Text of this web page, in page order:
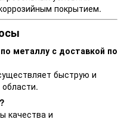
покрытием.
металлу с доставкой по
быструю и
качества и